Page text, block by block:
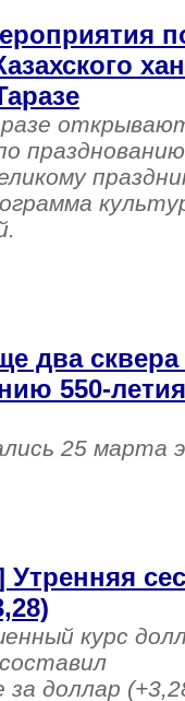
два
550-
25 марта
Утренняя
курс
за доллар